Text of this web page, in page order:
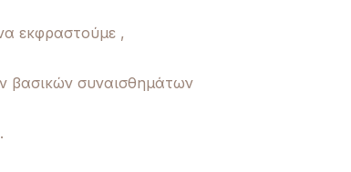
εκφραστούμε ,
βασικών συναισθημάτων